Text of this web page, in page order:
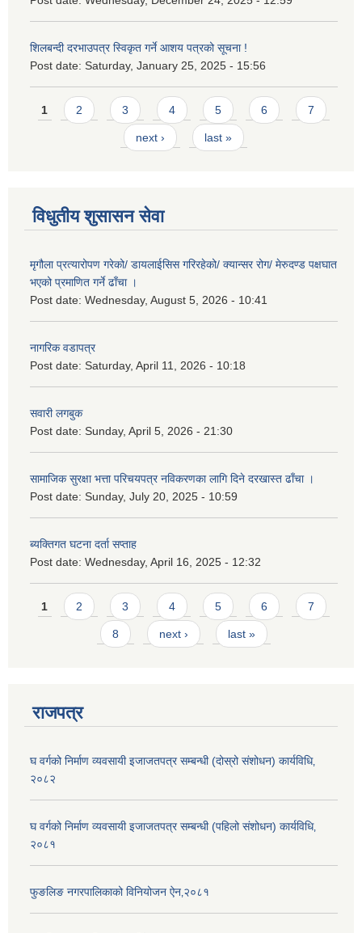
शिलबन्दी दरभाउपत्र स्विकृत गर्ने आशय पत्रको सूचना !
Post date: Saturday, January 25, 2025 - 15:56
Pages
1 2 3 4 5 6 7
next › last »
विधुतीय शुसासन सेवा
मृगौला प्रत्यारोपण गरेको/ डायलाईसिस गरिरहेको/ क्यान्सर रोग/ मेरुदण्ड पक्षघात
भएको प्रमाणित गर्ने ढाँचा ।
Post date: Wednesday, August 5, 2026 - 10:41
नागरिक वडापत्र
Post date: Saturday, April 11, 2026 - 10:18
सवारी लगबुक
Post date: Sunday, April 5, 2026 - 21:30
सामाजिक सुरक्षा भत्ता परिचयपत्र नविकरणका लागि दिने दरखास्त ढाँचा ।
Post date: Sunday, July 20, 2025 - 10:59
ब्यक्तिगत घटना दर्ता सप्ताह
Post date: Wednesday, April 16, 2025 - 12:32
Pages
1 2 3 4 5 6 7
8 next › last »
राजपत्र
घ वर्गको निर्माण व्यवसायी इजाजतपत्र सम्बन्धी (दोस्रो संशोधन) कार्यविधि‚
२०८२
घ वर्गको निर्माण व्यवसायी इजाजतपत्र सम्बन्धी (पहिलो संशोधन) कार्यविधि‚
२०८१
फुङलिङ नगरपालिकाको विनियोजन ऐन‚२०८१